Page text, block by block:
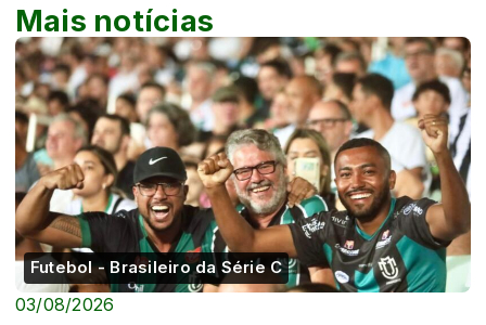
Mais notícias
Futebol - Brasileiro da Série C
03/08/2026